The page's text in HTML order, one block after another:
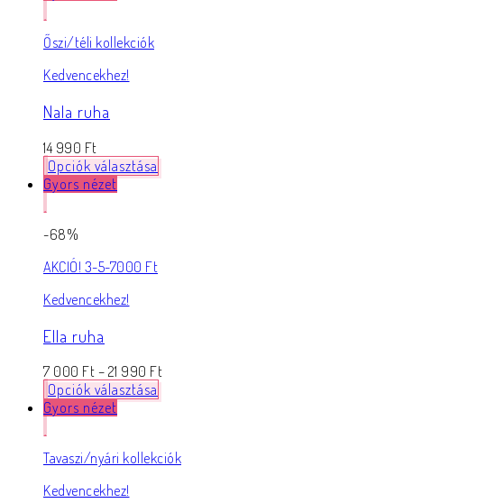
Őszi/téli kollekciók
Kedvencekhez!
Nala ruha
14 990 Ft
Opciók választása
Gyors nézet
-68%
AKCIÓ! 3-5-7000 Ft
Kedvencekhez!
Ella ruha
7 000 Ft – 21 990 Ft
Opciók választása
Gyors nézet
Tavaszi/nyári kollekciók
Kedvencekhez!